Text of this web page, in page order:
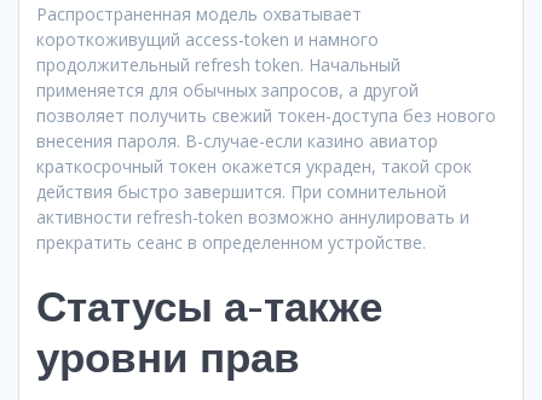
Распространенная модель охватывает
короткоживущий access-token и намного
продолжительный refresh token. Начальный
применяется для обычных запросов, а другой
позволяет получить свежий токен-доступа без нового
внесения пароля. В-случае-если казино авиатор
краткосрочный токен окажется украден, такой срок
действия быстро завершится. При сомнительной
активности refresh-token возможно аннулировать и
прекратить сеанс в определенном устройстве.
Статусы а-также
уровни прав